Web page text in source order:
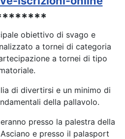
obiettivo di svago e
a tornei di categoria
a tornei di tipo
di divertirsi e un minimo di
della pallavolo.
presso la palestra della
e presso il palasport